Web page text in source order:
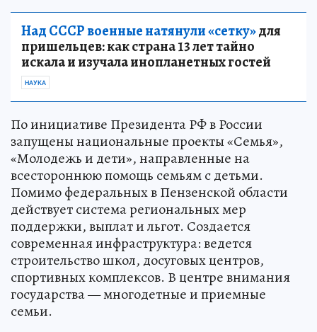
Над СССР военные натянули «сетку»для
пришельцев: как страна 13 лет тайно
искала и изучала инопланетных гостей
НАУКА
По инициативе Президента РФ в России
запущены национальные проекты «Семья»,
«Молодежь и дети», направленные на
всестороннюю помощь семьям с детьми.
Помимо федеральных в Пензенской области
действует система региональных мер
поддержки, выплат и льгот. Создается
современная инфраструктура: ведется
строительство школ, досуговых центров,
спортивных комплексов. В центре внимания
государства — многодетные и приемные
семьи.